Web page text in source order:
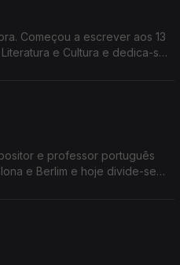
Começou a escrever aos 13
e Cultura e dedica-se
e professor português
e Berlim e hoje divide-se